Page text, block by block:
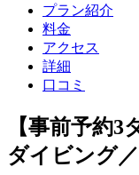
プラン紹介
料金
アクセス
詳細
口コミ
【事前予約
ダイビング